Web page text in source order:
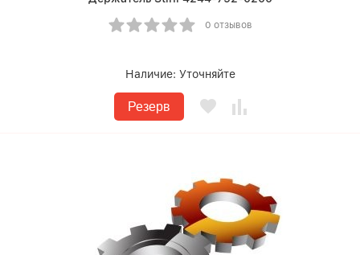
0 отзывов
Наличие: Уточняйте
Резерв